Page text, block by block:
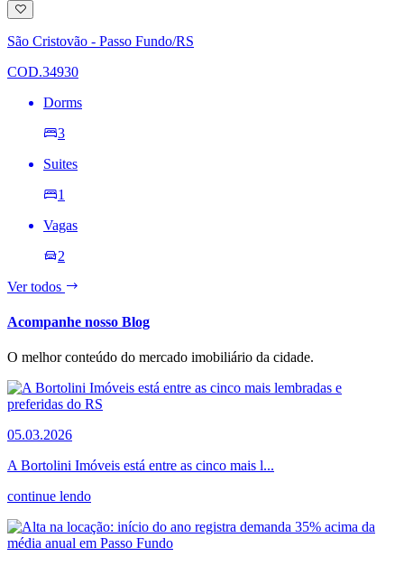
Adicionar
à
lista
de
São Cristovão - Passo Fundo/RS
COD.34930
Dorms
3
Suites
1
Vagas
2
Ver todos
Acompanhe nosso Blog
O melhor conteúdo do mercado imobiliário da cidade.
05.03.2026
A Bortolini Imóveis está entre as cinco mais l...
continue lendo